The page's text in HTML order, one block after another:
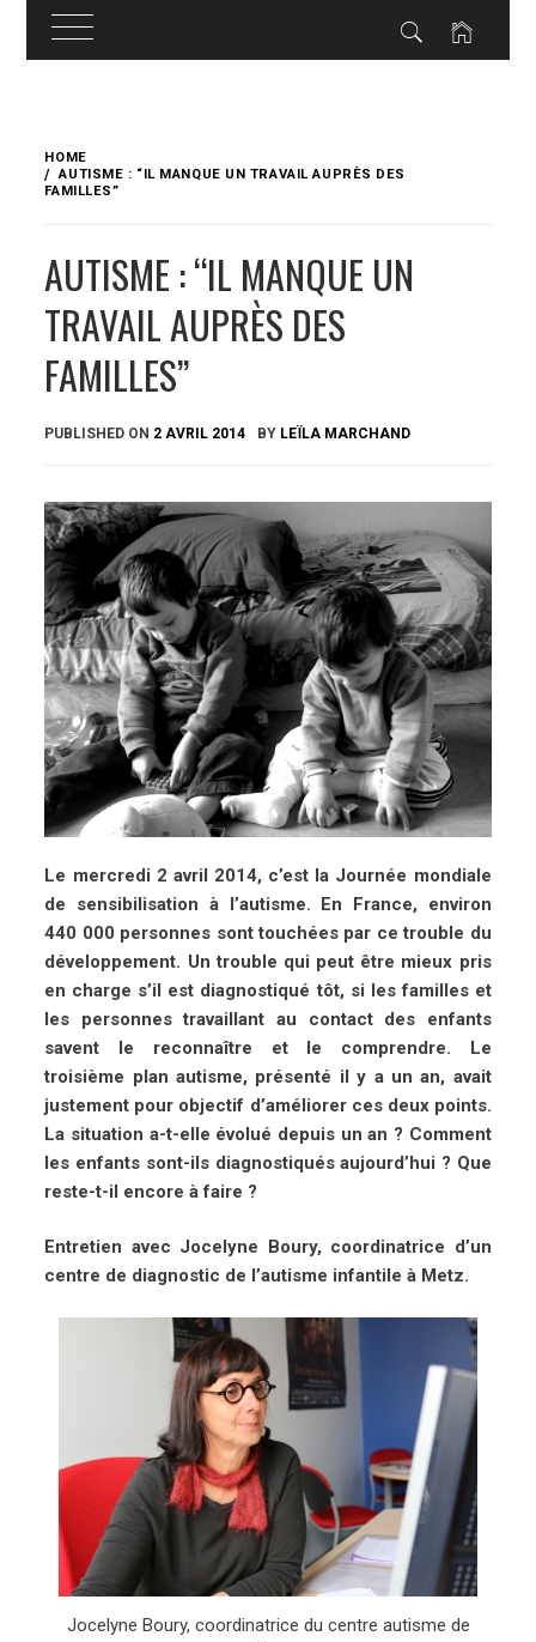
content
HOME
AUTISME : “IL MANQUE UN TRAVAIL AUPRÈS DES
FAMILLES”
AUTISME : “IL MANQUE UN
TRAVAIL AUPRÈS DES
FAMILLES”
PUBLISHED ON 2 AVRIL 2014 BY LEÏLA MARCHAND
Le mercredi 2 avril 2014, c’est la Journée mondiale
de sensibilisation à l’autisme. En France, environ
440 000 personnes sont touchées par ce trouble du
développement. Un trouble qui peut être mieux pris
en charge s’il est diagnostiqué tôt, si les familles et
les personnes travaillant au contact des enfants
savent le reconnaître et le comprendre. Le
troisième plan autisme, présenté il y a un an, avait
justement pour objectif d’améliorer ces deux points.
La situation a-t-elle évolué depuis un an ? Comment
les enfants sont-ils diagnostiqués aujourd’hui ? Que
reste-t-il encore à faire ?
Entretien avec Jocelyne Boury, coordinatrice d’un
centre de diagnostic de l’autisme infantile à Metz.
Jocelyne Boury, coordinatrice du centre autisme de